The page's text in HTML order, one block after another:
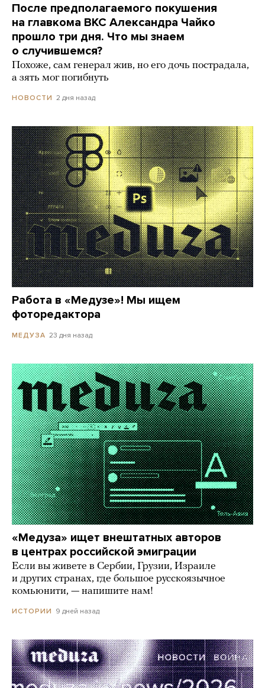
После предполагаемого покушения
на главкома ВКС Александра Чайко
прошло три дня. Что мы знаем
о случившемся?
Похоже, сам генерал жив, но его дочь пострадала,
а зять мог погибнуть
НОВОСТИ 2 дня назад
Работа в «Медузе»! Мы ищем
фоторедактора
МЕДУЗА 23 дня назад
«Медуза» ищет внештатных авторов
в центрах российской эмиграции
Если вы живете в Сербии, Грузии, Израиле
и других странах, где большое русскоязычное
комьюнити, — напишите нам!
ИСТОРИИ 9 дней назад